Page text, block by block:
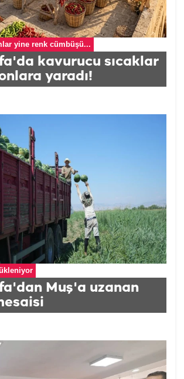
yine renk cümbüşü...
kavurucu sıcaklar
yaradı!
Muş'a uzanan